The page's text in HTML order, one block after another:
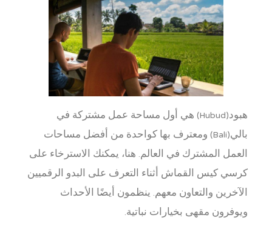
هبود(Hubud) هي أول مساحة عمل مشتركة في
بالي(Bali) ومعترف بها كواحدة من أفضل مساحات
العمل المشترك في العالم. هنا، يمكنك الاسترخاء على
كرسي كيس القماش أثناء التعرف على البدو الرقميين
الآخرين والتعاون معهم. ينظمون أيضًا الأحداث
ويوفرون مقهى بخيارات نباتية.